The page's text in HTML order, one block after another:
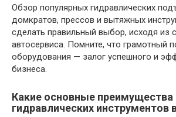
Обзор популярных гидравлических
домкратов, прессов и вытяжных
сделать правильный выбор, исходя из
автосервиса. Помните, что грамотный
оборудования — залог успешного и
бизнеса.
Какие основные преимущества
гидравлических инструментов